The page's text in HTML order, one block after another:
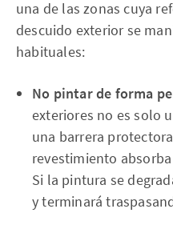
una de las zonas cuya
descuido exterior se
habituales:
No pintar de forma
exteriores no es solo
una barrera
revestimiento
Si la pintura se
y terminará